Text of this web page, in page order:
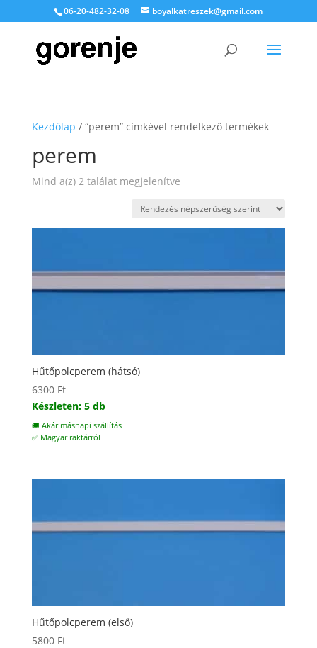
06-20-482-32-08 boyalkatreszek@gmail.com
Kezdőlap / “perem” címkével rendelkező termékek
perem
Mind a(z) 2 találat megjelenítveSorted
popularity
Hűtőpolcperem (hátsó)
6300 Ft
Készleten: 5 db
🚚 Akár másnapi szállítás
✅ Magyar raktárról
Hűtőpolcperem (első)
5800 Ft